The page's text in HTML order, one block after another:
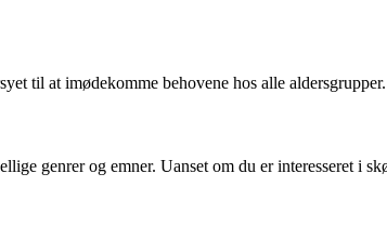
til at imødekomme behovene hos alle aldersgrupper.
genrer og emner. Uanset om du er interesseret i